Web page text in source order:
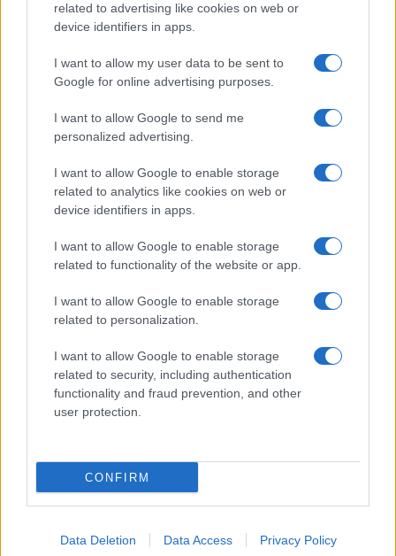
related to advertising like cookies on web or
device identifiers in apps.
I want to allow my user data to be sent to
Google for online advertising purposes.
I want to allow Google to send me
personalized advertising.
I want to allow Google to enable storage
related to analytics like cookies on web or
device identifiers in apps.
I want to allow Google to enable storage
related to functionality of the website or app.
I want to allow Google to enable storage
related to personalization.
I want to allow Google to enable storage
related to security, including authentication
functionality and fraud prevention, and other
user protection.
CONFIRM
Data Deletion Data Access Privacy Policy